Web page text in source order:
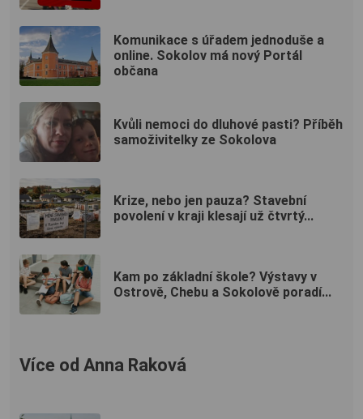
Komunikace s úřadem jednoduše a
online. Sokolov má nový Portál
občana
Kvůli nemoci do dluhové pasti? Příběh
samoživitelky ze Sokolova
Krize, nebo jen pauza? Stavební
povolení v kraji klesají už čtvrtý...
Kam po základní škole? Výstavy v
Ostrově, Chebu a Sokolově poradí...
Více od Anna Raková